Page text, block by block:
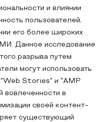
и влиянии
пользователей,
его более широких
Данное исследование
разрыва путем
могут использовать
Stories" и "AMP
в
своей контент-
существующий